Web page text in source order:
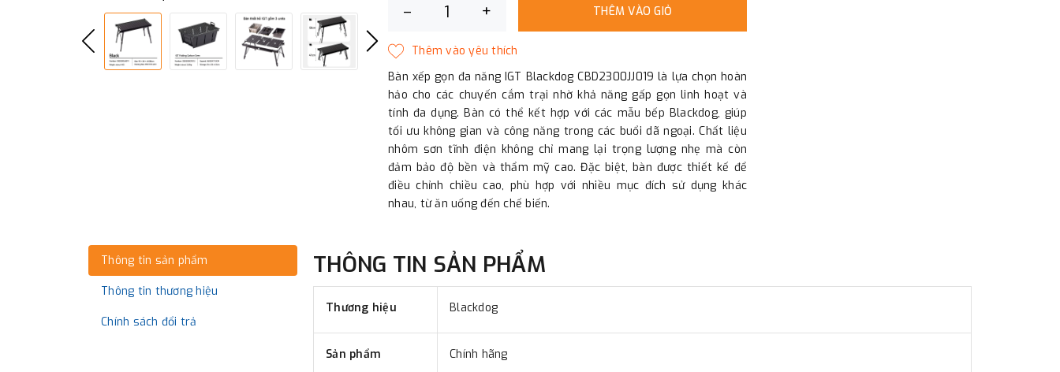
– + THÊM VÀO GIỎ
Bàn xếp gọn đa năng IGT Blackdog CBD2300JJ019 là lựa chọn hoàn
hảo cho các chuyến cắm trại nhờ khả năng gấp gọn linh hoạt và
tính đa dụng. Bàn có thể kết hợp với các mẫu bếp Blackdog, giúp
tối ưu không gian và công năng trong các buổi dã ngoại. Chất liệu
nhôm sơn tĩnh điện không chỉ mang lại trọng lượng nhẹ mà còn
đảm bảo độ bền và thẩm mỹ cao. Đặc biệt, bàn được thiết kế để
điều chỉnh chiều cao, phù hợp với nhiều mục đích sử dụng khác
nhau, từ ăn uống đến chế biến.
Thông tin sản phẩm
Thông tin thương hiệu
Chính sách đổi trả
THÔNG TIN SẢN PHẨM
Thương hiệu Blackdog
Sản phẩm Chính hãng